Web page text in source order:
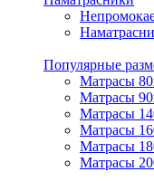
Популярные
Матрасы
Матрасы
Матрасы
Матрасы
Матрасы
Матрасы